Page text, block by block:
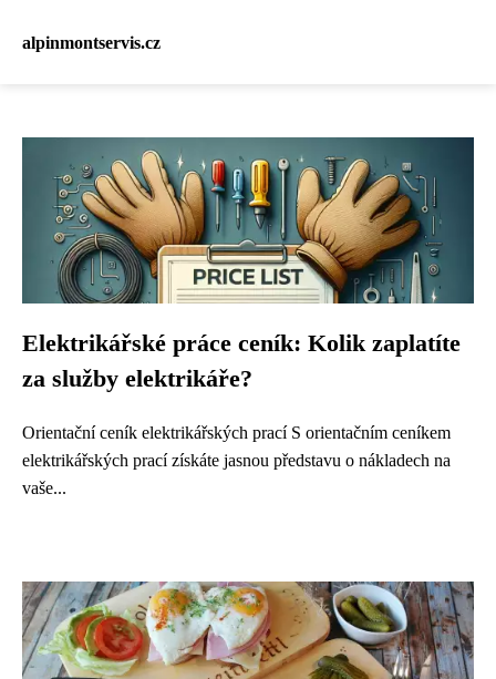
alpinmontservis.cz
Elektrikářské práce ceník: Kolik zaplatíte
za služby elektrikáře?
Orientační ceník elektrikářských prací S orientačním ceníkem
elektrikářských prací získáte jasnou představu o nákladech na
vaše...